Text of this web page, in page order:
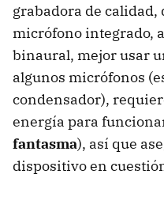
grabadora de calidad,
micrófono integrado,
binaural, mejor usar
algunos micrófonos
condensador),
energía para
fantasma), así que
dispositivo en